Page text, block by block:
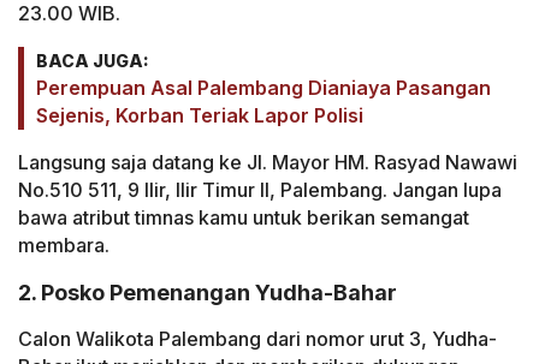
23.00 WIB.
BACA JUGA:
Perempuan Asal Palembang Dianiaya Pasangan
Sejenis, Korban Teriak Lapor Polisi
Langsung saja datang ke Jl. Mayor HM. Rasyad Nawawi
No.510 511, 9 Ilir, Ilir Timur II, Palembang. Jangan lupa
bawa atribut timnas kamu untuk berikan semangat
membara.
2. Posko Pemenangan Yudha-Bahar
Calon Walikota Palembang dari nomor urut 3, Yudha-